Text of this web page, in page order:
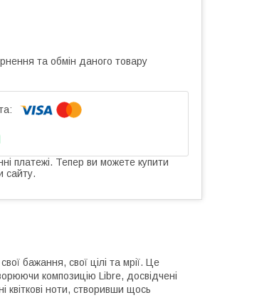
та обмін даного товару
платежі. Тепер ви можете купити
сайту.
бажання, свої цілі та мрії. Це
композицію Libre, досвідчені
ноти, створивши щось